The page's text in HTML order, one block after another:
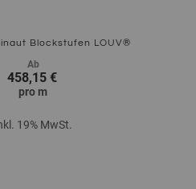
Blockstufen LOUV®
Ab
458,15 €
pro m
19% MwSt.